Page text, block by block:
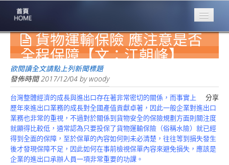
專業豐林
Professional
保險大家談
1386集
台灣商業保險
第一品牌
關於豐林
About
服務項目
貨物運輸保險 應注意是否
全程保障【文：江朝峰】
欲閱讀全文請點上列新聞標題
發佈時間2017/12/04 bywoody
分享
台灣整體經濟的成長與進出口存在著非常密切的關係，而事實上
歷年來進出口業務的成長對全國產值貢獻卓著，因此一般企業對進出口
業務也非常的重視，不過對於關係到貨物安全的保險規劃方面則關注度
就顯得比較低，通常認為只要投保了貨物運輸保險（俗稱水險）就已經
得到全面的保障，至於保單的內容如何則未必清楚，往往等到損失發生
後才發現保障不足，因此如何在事前檢視保單內容來避免損失，應該是
企業的進出口承辦人員一項非常重要的功課。